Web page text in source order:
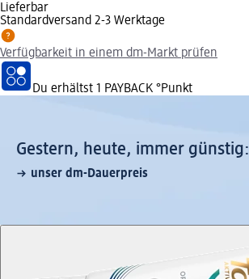
Lieferbar
Standardversand 2-3 Werktage
Verfügbarkeit in einem dm-Markt prüfen
Du erhältst 1 PAYBACK °Punkt
Gestern, heute, immer günstig:
unser dm-Dauerpreis